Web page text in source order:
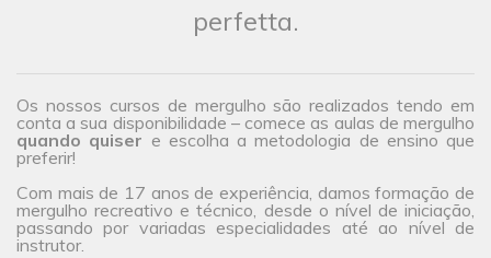
perfetta.
Os nossos cursos de mergulho são realizados tendo em
conta a sua disponibilidade – comece as aulas de mergulho
quando quiser e escolha a metodologia de ensino que
preferir!
Com mais de 17 anos de experiência, damos formação de
mergulho recreativo e técnico, desde o nível de iniciação,
passando por variadas especialidades até ao nível de
instrutor.